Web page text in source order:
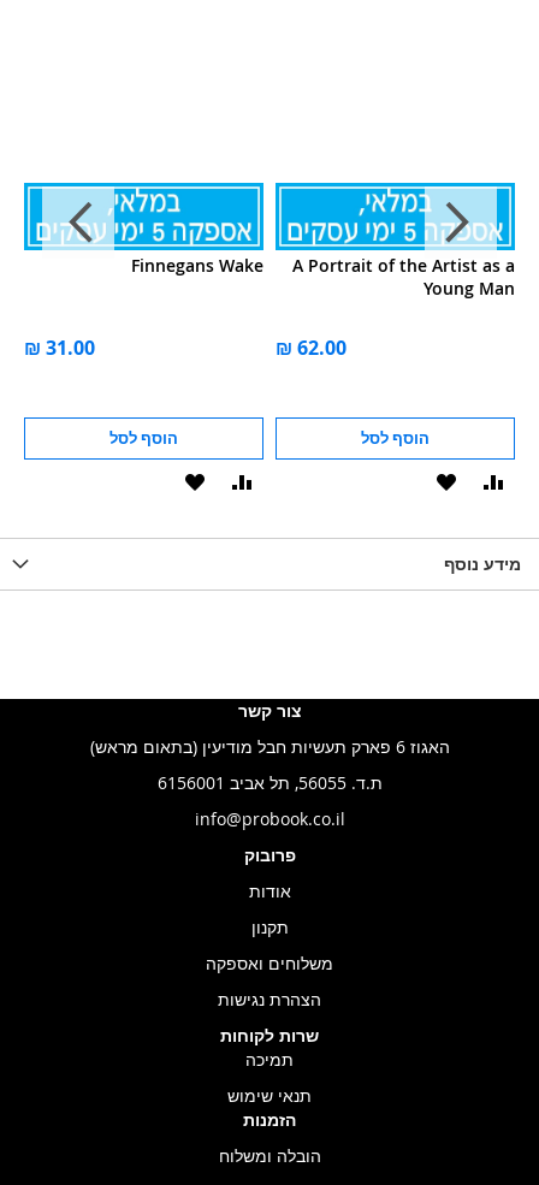
Finnegans Wake
הוסף לסל
הוסף
A Portrait of the Artist as a
Young Man
הוסף לסל
הוסף
מידע נוסף
צור קשר
האגוז 6 פארק תעשיות חבל מודיעין (בתאום מראש)
ת.ד. 56055, תל אביב 6156001
info@probook.co.il
פרובוק
אודות
תקנון
משלוחים ואספקה
הצהרת נגישות
שרות לקוחות
תמיכה
תנאי שימוש
הזמנות
הובלה ומשלוח